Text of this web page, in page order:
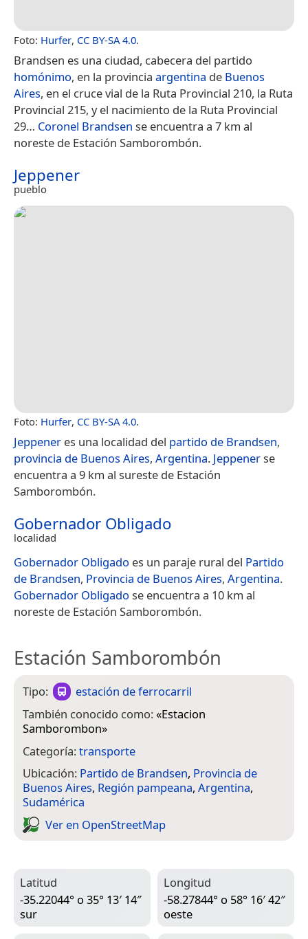
Foto: Hurfer, CC BY-SA 4.0.
Brandsen es una ciudad, cabecera del partido
homónimo, en la provincia argentina de Buenos
Aires, en el cruce vial de la Ruta Provincial 210, la Ruta
Provincial 215, y el nacimiento de la Ruta Provincial
29… Coronel Brandsen se encuentra a 7 km al
noreste de Estación Samborombón.
Jeppener
pueblo
Foto: Hurfer, CC BY-SA 4.0.
Jeppener es una localidad del partido de Brandsen,
provincia de Buenos Aires, Argentina. Jeppenerse
encuentra a 9 km al sureste de Estación
Samborombón.
Gobernador Obligado
localidad
Gobernador Obligado es un paraje rural del Partido
de Brandsen, Provincia de Buenos Aires, Argentina.
Gobernador Obligado se encuentra a 10 km al
noreste de Estación Samborombón.
Estación Samborombón
Tipo:
estación de ferrocarril
También conocido como:«Estacion
Samborombon»
Categoría:transporte
Ubicación: Partido de Brandsen, Provincia de
Buenos Aires, Región pampeana, Argentina,
Sudamérica
Ver en Open­Street­Map
Latitud
-35.22044° o 35° 13′ 14″
sur
Longitud
-58.27844° o 58° 16′ 42″
oeste